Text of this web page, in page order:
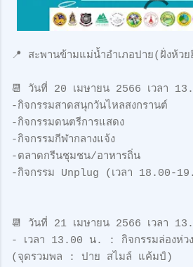
📍 สะพานข้ามแม่น้ำอำเภอปาย(ฝั่งห้ว
📆 วันที่ 20 เมษายน 2566 เวลา
-กิจกรรมสาดสนุกวันไหลสงกรานต์
-กิจกรรมดนตรีการแสดง
-กิจกรรมกีฬากลางแจ้ง
-ตลาดกรีนชุมชน/อาหารถิ่น
-กิจกรรม Unplug (เวลา 18.00-
📆 วันที่ 21 เมษายน 2566 เวลา
- เวลา 13.00 น. : กิจกรรมล่องห่วง
(จุดรวมพล : ปาย สไมล์ แค้มป์)